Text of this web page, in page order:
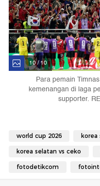
10 / 10
Para pemain
kemenangan di laga
supporter.
world cup 2026 korea
korea selatan vs ceko
fotodetikcom